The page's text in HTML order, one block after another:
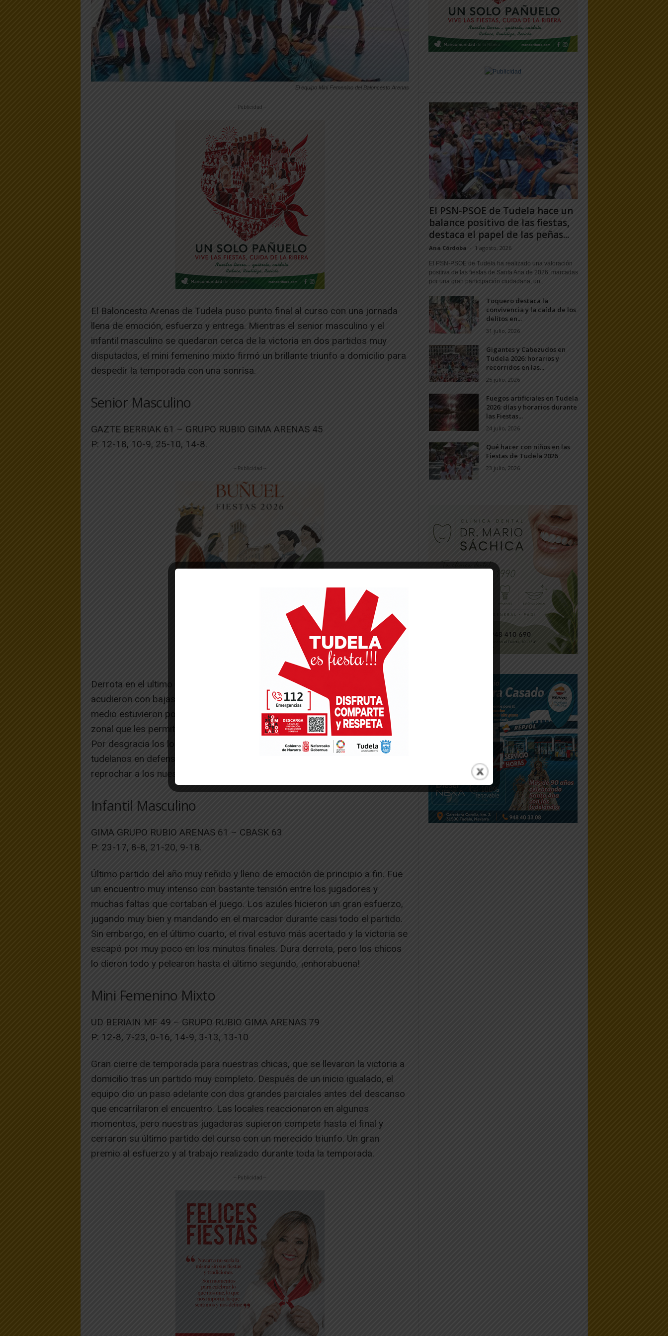
El equipo Mini Femenino del Baloncesto Arenas
-- Publicidad --
El Baloncesto Arenas de Tudela puso punto final al curso con una jornada
llena de emoción, esfuerzo y entrega. Mientras el senior masculino y el
infantil masculino se quedaron cerca de la victoria en dos partidos muy
disputados, el mini femenino mixto firmó un brillante triunfo a domicilio para
despedir la temporada con una sonrisa.
Senior Masculino
GAZTE BERRIAK 61 – GRUPO RUBIO GIMA ARENAS 45
P: 12-18, 10-9, 25-10, 14-8.
-- Publicidad --
Derrota en el ultimo partido de liga al que los chicos del Baloncesto Arenas
acudieron con bajas notables. Pese a ello, durante más de dos cuartos y
medio estuvieron por delante en el marcador, amparados en una defensa
zonal que les permitía marcar el tiempo del partido y dosificar esfuerzos.
Por desgracia los locales encontraron el camino al aro y asfixiaron a los
tudelanos en defensa, lo que llevó a peores porcentajes de tiro. Nada que
reprochar a los nuestros que se despidieron dándolo todo hasta el final.
Infantil Masculino
GIMA GRUPO RUBIO ARENAS 61 – CBASK 63
P: 23-17, 8-8, 21-20, 9-18.
Último partido del año muy reñido y lleno de emoción de principio a fin. Fue
un encuentro muy intenso con bastante tensión entre los jugadores y
muchas faltas que cortaban el juego. Los azules hicieron un gran esfuerzo,
jugando muy bien y mandando en el marcador durante casi todo el partido.
Sin embargo, en el último cuarto, el rival estuvo más acertado y la victoria se
escapó por muy poco en los minutos finales. Dura derrota, pero los chicos
lo dieron todo y pelearon hasta el último segundo, ¡enhorabuena!
Mini Femenino Mixto
UD BERIAIN MF 49 – GRUPO RUBIO GIMA ARENAS 79
P: 12-8, 7-23, 0-16, 14-9, 3-13, 13-10
Gran cierre de temporada para nuestras chicas, que se llevaron la victoria a
domicilio tras un partido muy completo. Después de un inicio igualado, el
equipo dio un paso adelante con dos grandes parciales antes del descanso
que encarrilaron el encuentro. Las locales reaccionaron en algunos
momentos, pero nuestras jugadoras supieron competir hasta el final y
cerraron su último partido del curso con un merecido triunfo. Un gran
premio al esfuerzo y al trabajo realizado durante toda la temporada.
-- Publicidad --
El PSN-PSOE de Tudela hace un
balance positivo de las fiestas,
destaca el papel de las peñas...
Ana Córdoba - 1 agosto, 2026
El PSN-PSOE de Tudela ha realizado una valoración
positiva de las fiestas de Santa Ana de 2026, marcadas
por una gran participación ciudadana, un...
Toquero destaca la
convivencia y la caída de los
delitos en...
31 julio, 2026
Gigantes y Cabezudos en
Tudela 2026: horarios y
recorridos en las...
25 julio, 2026
Fuegos artificiales en Tudela
2026: días y horarios durante
las Fiestas...
24 julio, 2026
Qué hacer con niños en las
Fiestas de Tudela 2026
23 julio, 2026